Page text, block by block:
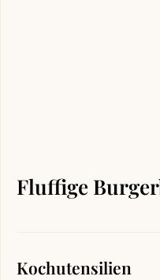
Fluffige
Kochutensilien